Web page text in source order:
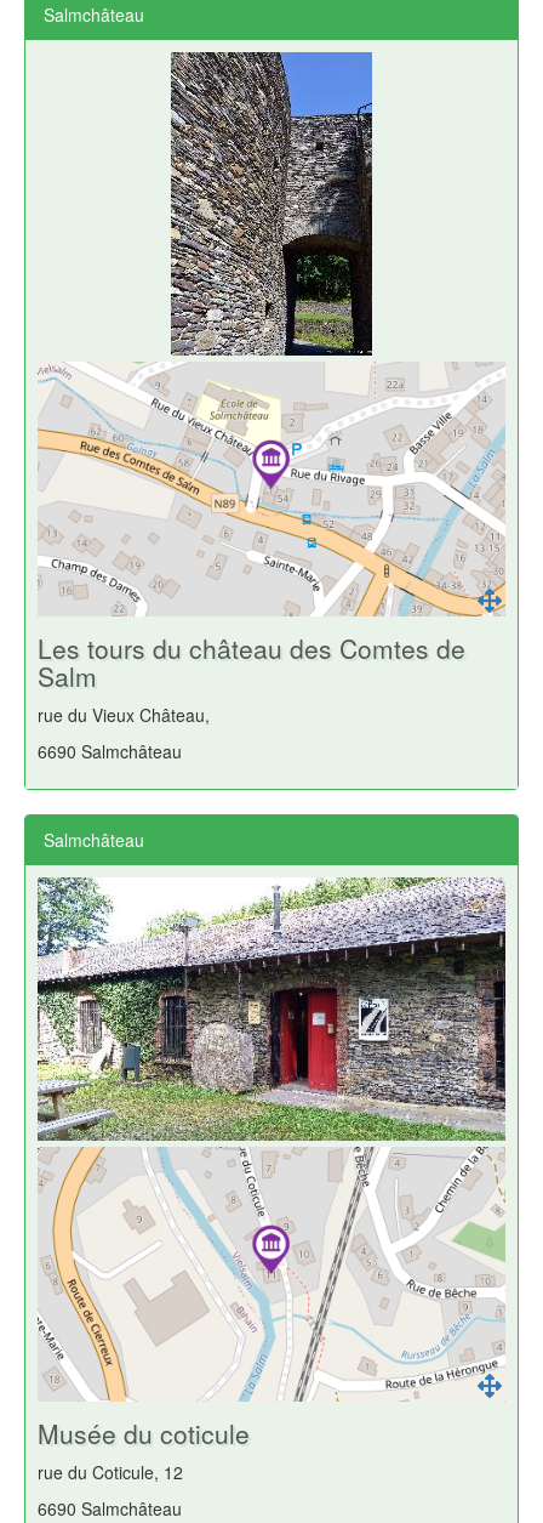
Salmchâteau
Les tours du château des Comtes de
Salm
rue du Vieux Château,
6690 Salmchâteau
Salmchâteau
Musée du coticule
rue du Coticule, 12
6690 Salmchâteau